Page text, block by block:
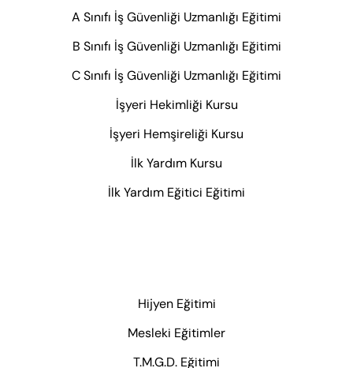
A Sınıfı İş Güvenliği Uzmanlığı Eğitimi
B Sınıfı İş Güvenliği Uzmanlığı Eğitimi
C Sınıfı İş Güvenliği Uzmanlığı Eğitimi
İşyeri Hekimliği Kursu
İşyeri Hemşireliği Kursu
İlk Yardım Kursu
İlk Yardım Eğitici Eğitimi
Hijyen Eğitimi
Mesleki Eğitimler
T.M.G.D. Eğitimi